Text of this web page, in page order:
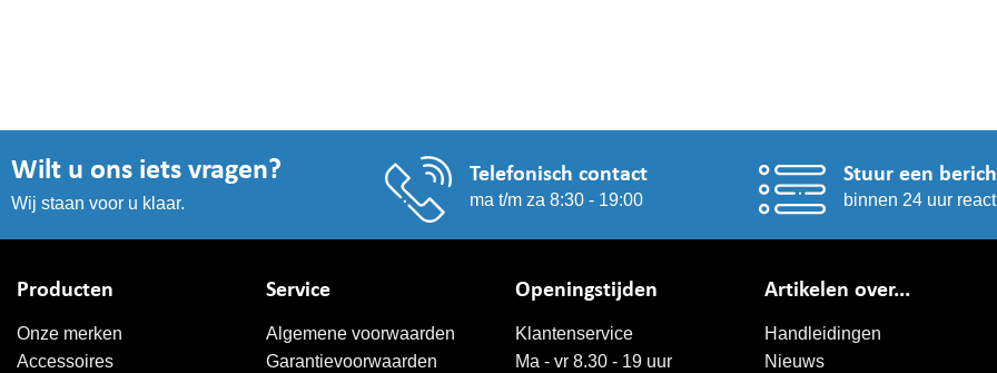
Wilt u ons iets vragen?
Wij staan voor u klaar.
Telefonisch contact
ma t/m za 8:30 - 19:00
Stuur een
binnen 24 uur
Producten
Onze merken
Accessoires
Service
Algemene voorwaarden
Garantievoorwaarden
Openingstijden
Klantenservice
Ma - vr 8.30 - 19 uur
Artikelen over...
Handleidingen
Nieuws